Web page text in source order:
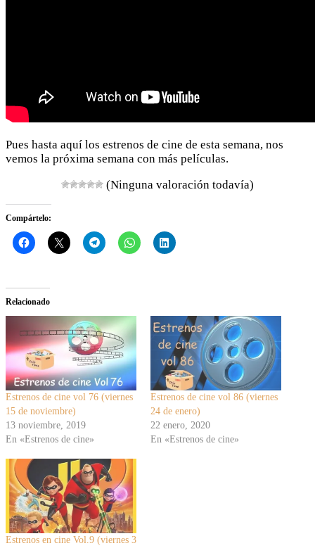
Pues hasta aquí los estrenos de cine de esta semana, nos
vemos la próxima semana con más películas.
(Ninguna valoración todavía)
Compártelo:
Relacionado
Estrenos de cine vol 76 (viernes
15 de noviembre)
13 noviembre, 2019
En «Estrenos de cine»
Estrenos de cine vol 86 (viernes
24 de enero)
22 enero, 2020
En «Estrenos de cine»
Estrenos en cine Vol.9 (viernes 3